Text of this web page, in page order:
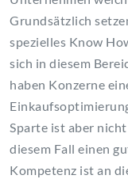
Grundsätzlich
spezielles Know
sich in diesem
haben Konzerne
Sparte ist aber
diesem Fall einen
Kompetenz ist an